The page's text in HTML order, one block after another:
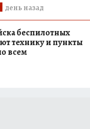
день назад
беспилотных
технику и пункты
всем